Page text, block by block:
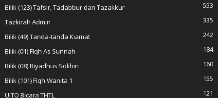
Bilik (123) Tafsir, Tadabbur dan Tazakkur
553
Tazkirah Admin
335
Bilik (49) Tanda-tanda Kiamat
242
Bilik (01) Fiqh As Sunnah
184
Bilik (08) Riyadhus Solihin
160
Bilik (101) Fiqh Wanita 1
155
UiTO Bicara THTL
121